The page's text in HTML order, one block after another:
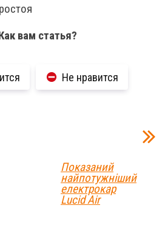
вам статья?
Не нравится
Показаний
найпотужніший
електрокар
Lucid Air